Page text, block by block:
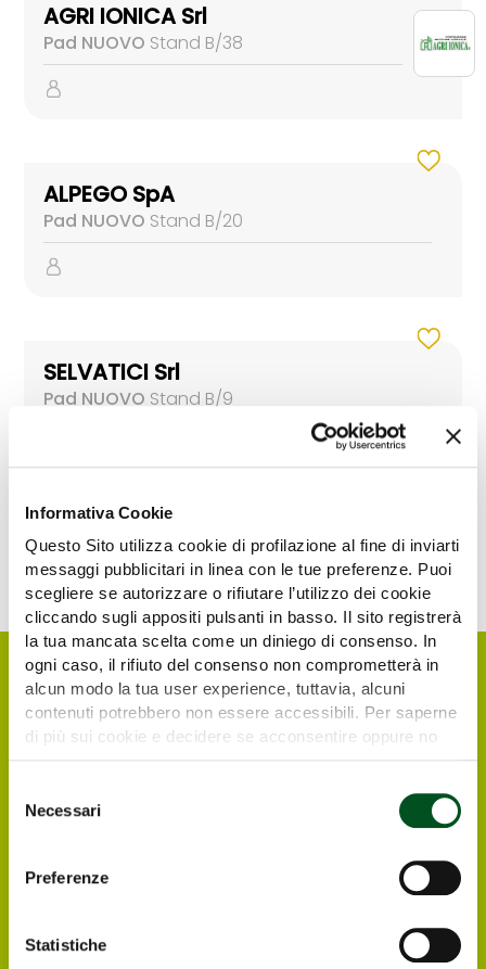
Informativa Cookie
Questo Sito utilizza cookie di profilazione al fine di inviarti
messaggi pubblicitari in linea con le tue preferenze. Puoi
scegliere se autorizzare o rifiutare l’utilizzo dei cookie
cliccando sugli appositi pulsanti in basso. Il sito registrerà
la tua mancata scelta come un diniego di consenso. In
ogni caso, il rifiuto del consenso non comprometterà in
alcun modo la tua user experience, tuttavia, alcuni
contenuti potrebbero non essere accessibili. Per saperne
di più sui cookie e decidere se acconsentire oppure no
delNecessari
Preferenze
Statistiche
AGRI IONICA Srl
Pad NUOVO Stand B/38
ALPEGO SpA
Pad NUOVO Stand B/20
SELVATICI Srl
Pad NUOVO Stand B/9
Richiedi il tuo biglietto